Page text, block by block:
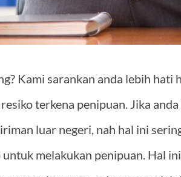
Kami sarankan anda lebih hati
terkena penipuan. Jika
luar negeri, nah hal ini
melakukan penipuan. Hal